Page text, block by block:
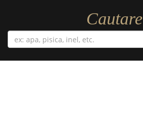
Cautare